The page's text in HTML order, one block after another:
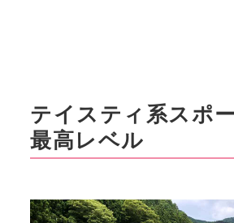
テイスティ系スポ
最高レベル